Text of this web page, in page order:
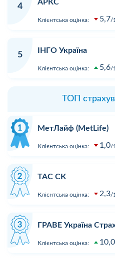
4
АРКС
Клієнтська оцінка: 5,7
5
ІНГО Україна
Клієнтська оцінка: 5,6
ТОП
МетЛайф (MetLife)
Клієнтська оцінка: 1,0
ТАС СК
Клієнтська оцінка: 2,3
ГРАВЕ Україна
Клієнтська оцінка: 10,0